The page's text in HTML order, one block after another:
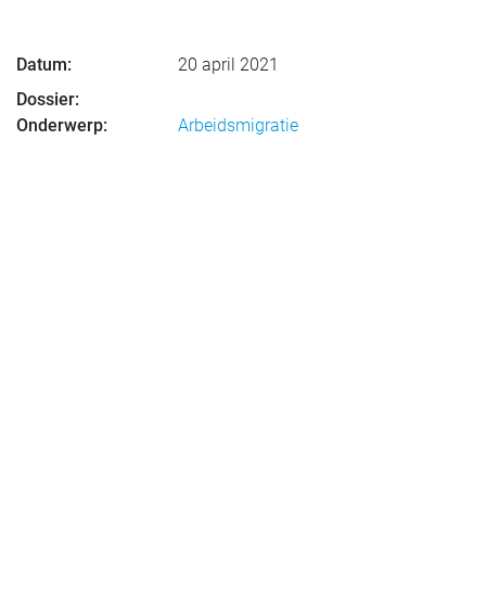
Datum:
20 april 2021
Dossier:
Onderwerp:
Arbeidsmigratie